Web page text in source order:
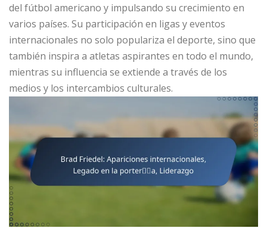
del fútbol americano y impulsando su crecimiento en
varios países. Su participación en ligas y eventos
internacionales no solo populariza el deporte, sino que
también inspira a atletas aspirantes en todo el mundo,
mientras su influencia se extiende a través de los
medios y los intercambios culturales.